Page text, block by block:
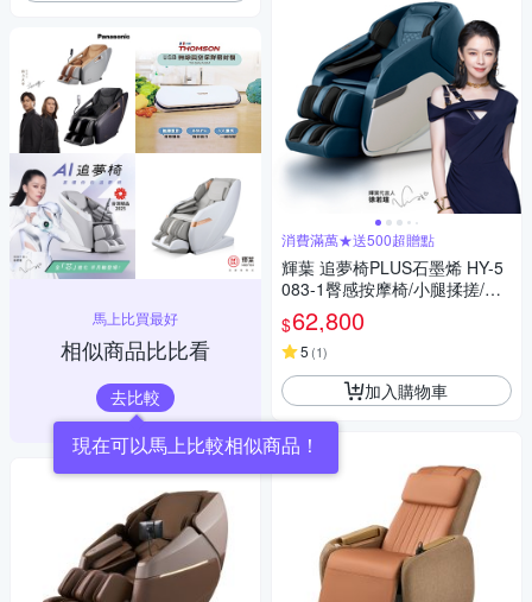
馬上比買最好
相似商品比比看
去比較
現在可以馬上比較相似商品！
消費滿萬★送500超贈點
輝葉 追夢椅PLUS石墨烯 HY-5
083-1臀感按摩椅/小腿揉搓/零
重力/溫熱
$62,800
5 (1)
加入購物車